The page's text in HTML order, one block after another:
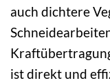
auch dichtere
ist direkt und